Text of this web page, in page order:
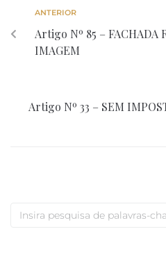
ANTERIOR
Artigo Nº 85 – FACHADA
IMAGEM
Artigo Nº 33 – SEM